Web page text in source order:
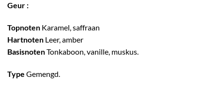
Geur :
Topnoten Karamel, saffraan
Hartnoten Leer, amber
BasisnotenTonkaboon, vanille, muskus.
Type Gemengd.